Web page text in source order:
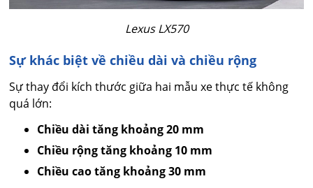
Lexus LX570
Sự khác biệt về chiều dài và chiều rộng
Sự thay đổi kích thước giữa hai mẫu xe thực tế không
quá lớn:
Chiều dài tăng khoảng 20 mm
Chiều rộng tăng khoảng 10 mm
Chiều cao tăng khoảng 30 mm